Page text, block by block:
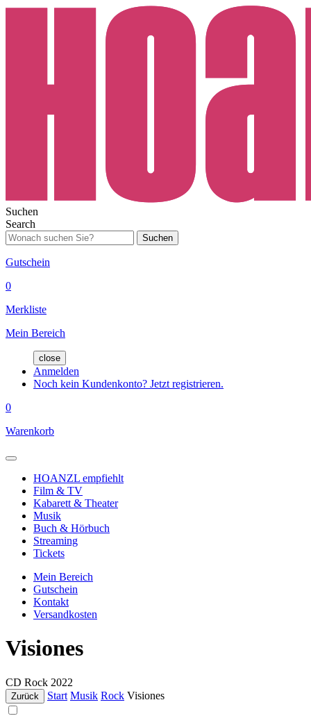
Suchen
Search
Suchen
Gutschein
0
Merkliste
Mein Bereich
close
Anmelden
Noch kein Kundenkonto? Jetzt registrieren.
0
Warenkorb
HOANZL empfiehlt
Film & TV
Kabarett & Theater
Musik
Buch & Hörbuch
Streaming
Tickets
Mein Bereich
Gutschein
Kontakt
Versandkosten
Visiones
CD Rock 2022
Zurück Start Musik Rock Visiones